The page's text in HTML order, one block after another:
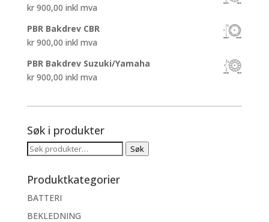
kr900,00 inkl mva
PBR Bakdrev CBR
kr900,00 inkl mva
PBR Bakdrev Suzuki/Yamaha
kr900,00 inkl mva
Søk i produkter
Søk
Søk
Produktkategorier
BATTERI
BEKLEDNING